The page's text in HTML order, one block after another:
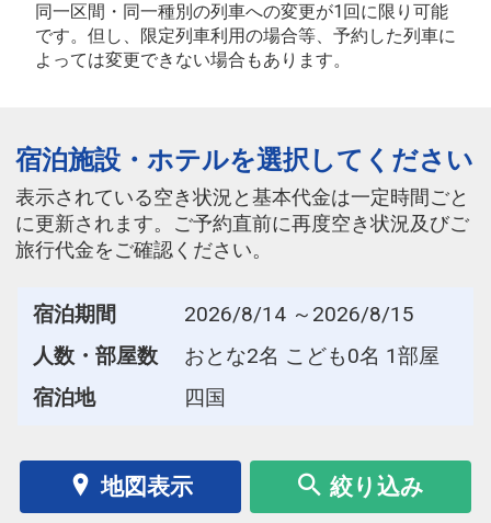
同一区間・同一種別の列車への変更が1回に限り可能
です。但し、限定列車利用の場合等、予約した列車に
よっては変更できない場合もあります。
宿泊施設・ホテルを選択してください
表示されている空き状況と基本代金は一定時間ごと
に更新されます。ご予約直前に再度空き状況及びご
旅行代金をご確認ください。
宿泊期間
2026/8/14 ～2026/8/15
人数・部屋数
おとな2名 こども0名 1部屋
宿泊地
四国
地図表示 絞り込み